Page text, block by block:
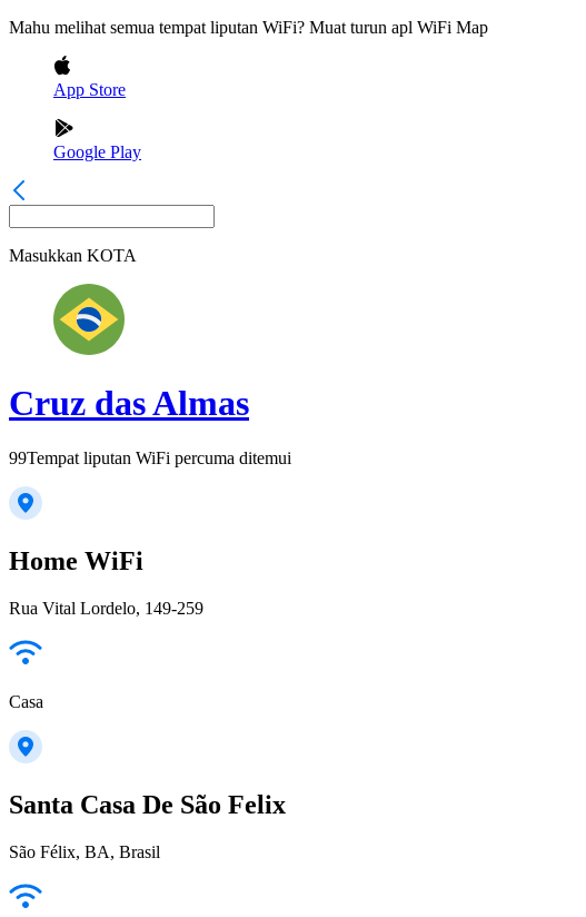
Mahu melihat semua tempat liputan WiFi? Muat turun apl WiFi Map
App Store
Google Play
Masukkan KOTA
Cruz das Almas
99Tempat liputan WiFi percuma ditemui
Home WiFi
Rua Vital Lordelo, 149-259
Casa
Santa Casa De São Felix
São Félix, BA, Brasil